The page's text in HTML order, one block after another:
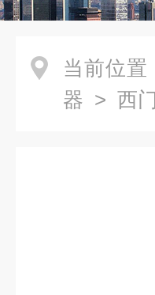
当前位置
器 > 西